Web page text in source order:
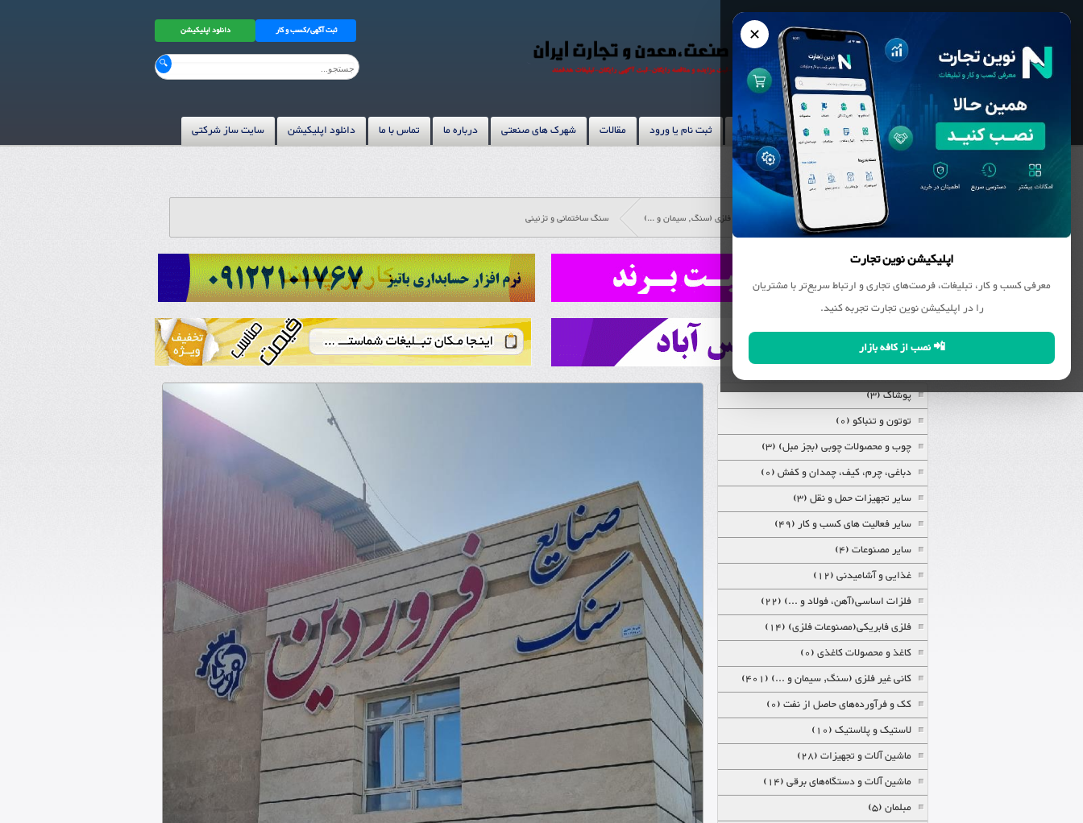
✕
اپلیکیشن نوین تجارت
معرفی کسب و کار، تبلیغات، فرصت‌های تجاری و ارتباط سریع‌تر با مشتریان
را در اپلیکیشن نوین تجارت تجربه کنید.
📲 نصب از کافه بازار
ثبت آگهی/کسب و کار دانلود اپلیکیشن
نوین تجارت بانک مشاغل محصولات ثبت نام یا ورود مقالات شهرک های صنعتی درباره ما تماس با ما دانلود اپلیکیشن سایت ساز شرکتی
بانک مشاغل کانی غیر فلزی (سنگ, سیمان و ...) سنگ ساختمانی و تزئینی
پوشاک (3)
توتون و تنباکو (0)
چوب و محصولات چوبی (بجز مبل) (3)
دباغی، چرم، کیف، چمدان و کفش (0)
سایر تجهیزات حمل و نقل (3)
سایر فعالیت های کسب و کار (49)
سایر مصنوعات (4)
غذایی و آشامیدنی (12)
فلزات اساسی(آهن، فولاد و ...) (22)
فلزی فابریکی(مصنوعات فلزی) (14)
کاغذ و محصولات کاغذی (0)
کانی غیر فلزی (سنگ, سیمان و ...) (401)
کک و فرآورده‌های حاصل از نفت (0)
لاستیک و پلاستیک (10)
ماشین آلات و تجهیزات (28)
ماشین آلات و دستگاه‌های برقی (14)
مبلمان (5)